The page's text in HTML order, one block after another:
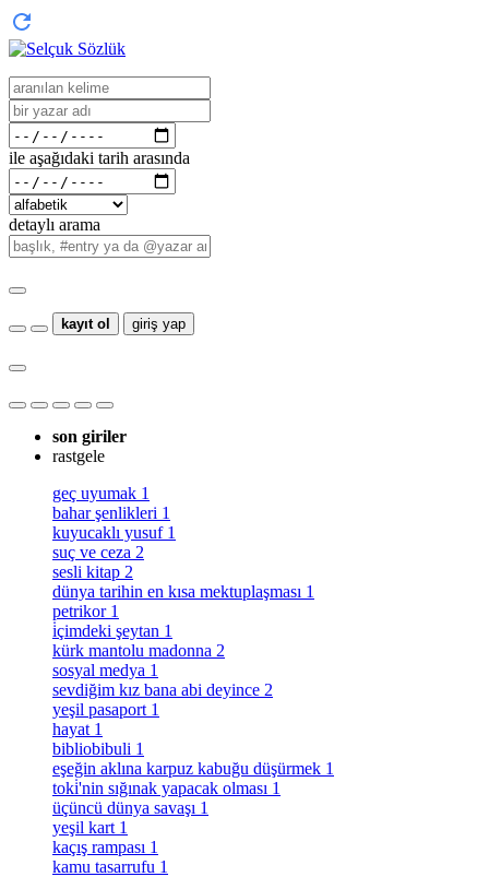
ile aşağıdaki tarih arasında
detaylı arama
kayıt ol giriş yap
son giriler
rastgele
geç uyumak 1
bahar şenlikleri 1
kuyucaklı yusuf 1
suç ve ceza 2
sesli kitap 2
dünya tarihin en kısa mektuplaşması 1
petrikor 1
i̇çimdeki şeytan 1
kürk mantolu madonna 2
sosyal medya 1
sevdiğim kız bana abi deyince 2
yeşil pasaport 1
hayat 1
bibliobibuli 1
eşeğin aklına karpuz kabuğu düşürmek 1
toki̇'nin sığınak yapacak olması 1
üçüncü dünya savaşı 1
yeşil kart 1
kaçış rampası 1
kamu tasarrufu 1